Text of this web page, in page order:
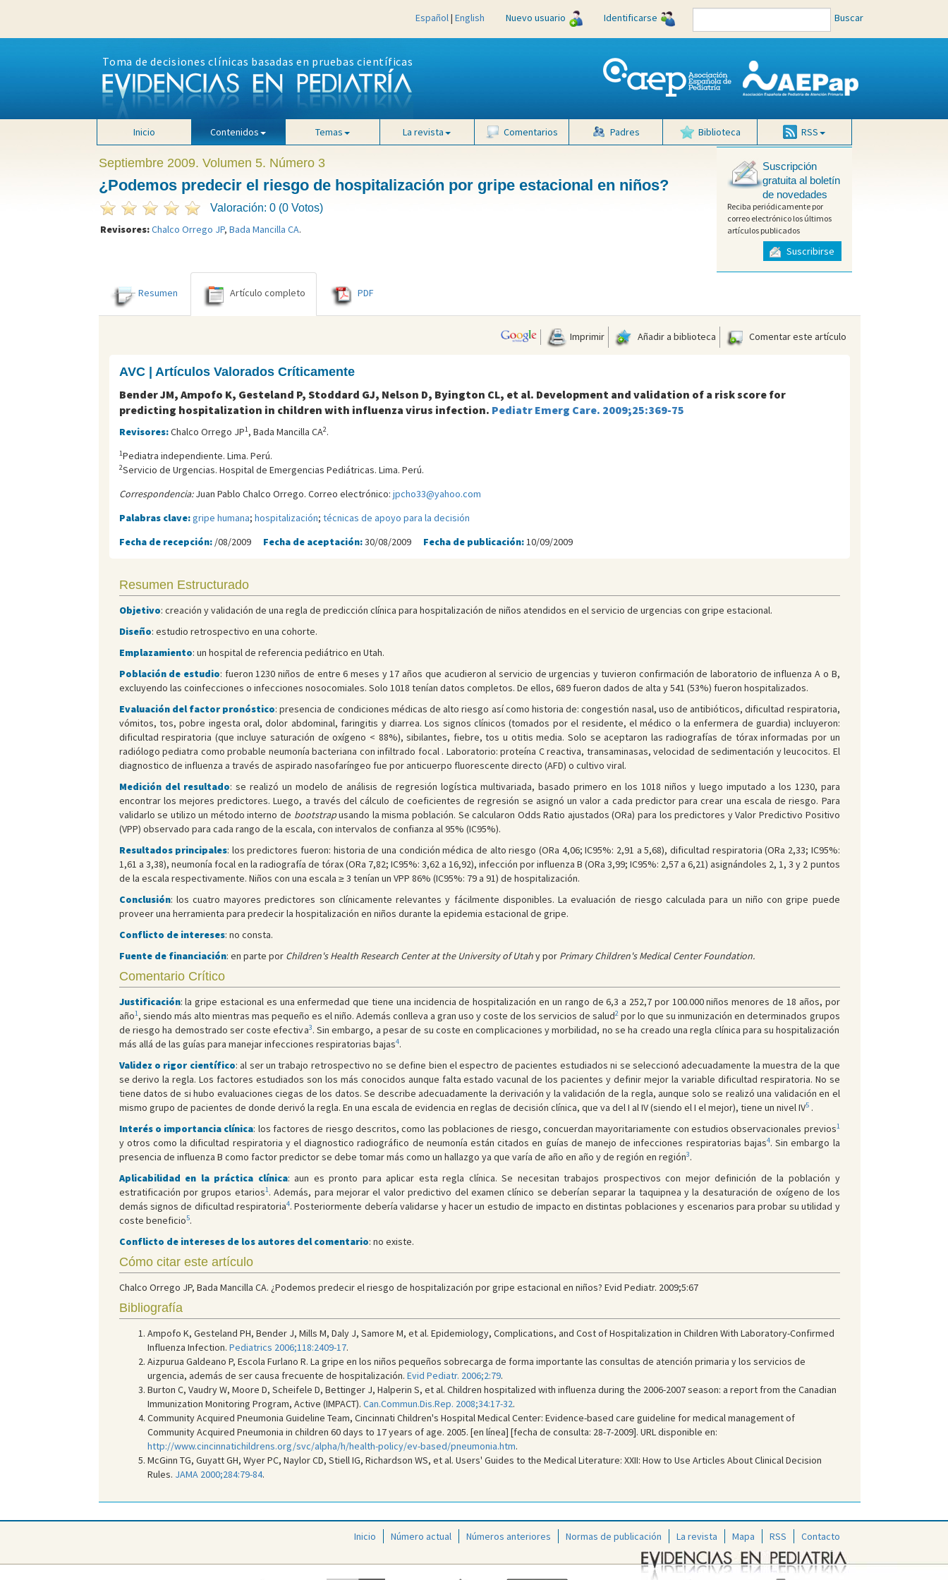
Español| English Nuevo usuario Identificarse Buscar
Toma de decisiones clínicas basadas en pruebas científicas
Inicio Contenidos Temas La revista Comentarios Padres Biblioteca RSS
Septiembre 2009. Volumen 5. Número 3
¿Podemos predecir el riesgo de hospitalización por gripe estacional en niños?
Valoración: 0 (0 Votos)
Revisores:Chalco Orrego JP, Bada Mancilla CA.
Suscripción
gratuita al boletín
de novedades
Reciba periódicamente por
correo electrónico los últimos
artículos publicados
Suscribirse
Resumen Artículo completo PDF
Imprimir Añadir a biblioteca Comentar este artículo
AVC | Artículos Valorados Críticamente
Bender JM, Ampofo K, Gesteland P, Stoddard GJ, Nelson D, Byington CL, et al. Development and validation of a risk score for
predicting hospitalization in children with influenza virus infection. Pediatr Emerg Care. 2009;25:369-75
Revisores:Chalco Orrego JP1, Bada Mancilla CA2.
1Pediatra independiente. Lima. Perú.
2Servicio de Urgencias. Hospital de Emergencias Pediátricas. Lima. Perú.
Correspondencia:Juan Pablo Chalco Orrego. Correo electrónico: jpcho33@yahoo.com
Palabras clave:gripe humana; hospitalización; técnicas de apoyo para la decisión
Fecha de recepción: /08/2009 Fecha de aceptación:30/08/2009 Fecha de publicación:10/09/2009
Resumen Estructurado
Objetivo: creación y validación de una regla de predicción clínica para hospitalización de niños atendidos en el servicio de urgencias con gripe estacional.
Diseño: estudio retrospectivo en una cohorte.
Emplazamiento: un hospital de referencia pediátrico en Utah.
Población de estudio: fueron 1230 niños de entre 6 meses y 17 años que acudieron al servicio de urgencias y tuvieron confirmación de laboratorio de influenza A o B,
excluyendo las coinfecciones o infecciones nosocomiales. Solo 1018 tenían datos completos. De ellos, 689 fueron dados de alta y 541 (53%) fueron hospitalizados.
Evaluación del factor pronóstico: presencia de condiciones médicas de alto riesgo así como historia de: congestión nasal, uso de antibióticos, dificultad respiratoria,
vómitos, tos, pobre ingesta oral, dolor abdominal, faringitis y diarrea. Los signos clínicos (tomados por el residente, el médico o la enfermera de guardia) incluyeron:
dificultad respiratoria (que incluye saturación de oxígeno < 88%), sibilantes, fiebre, tos u otitis media. Solo se aceptaron las radiografías de tórax informadas por un
radiólogo pediatra como probable neumonía bacteriana con infiltrado focal . Laboratorio: proteína C reactiva, transaminasas, velocidad de sedimentación y leucocitos. El
diagnostico de influenza a través de aspirado nasofaríngeo fue por anticuerpo fluorescente directo (AFD) o cultivo viral.
Medición del resultado: se realizó un modelo de análisis de regresión logística multivariada, basado primero en los 1018 niños y luego imputado a los 1230, para
encontrar los mejores predictores. Luego, a través del cálculo de coeficientes de regresión se asignó un valor a cada predictor para crear una escala de riesgo. Para
validarlo se utilizo un método interno de bootstrapusando la misma población. Se calcularon Odds Ratio ajustados (ORa) para los predictores y Valor Predictivo Positivo
(VPP) observado para cada rango de la escala, con intervalos de confianza al 95% (IC95%).
Resultados principales: los predictores fueron: historia de una condición médica de alto riesgo (ORa 4,06; IC95%: 2,91 a 5,68), dificultad respiratoria (ORa 2,33; IC95%:
1,61 a 3,38), neumonía focal en la radiografía de tórax (ORa 7,82; IC95%: 3,62 a 16,92), infección por influenza B (ORa 3,99; IC95%: 2,57 a 6,21) asignándoles 2, 1, 3 y 2 puntos
de la escala respectivamente. Niños con una escala ≥ 3 tenían un VPP 86% (IC95%: 79 a 91) de hospitalización.
Conclusión: los cuatro mayores predictores son clínicamente relevantes y fácilmente disponibles. La evaluación de riesgo calculada para un niño con gripe puede
proveer una herramienta para predecir la hospitalización en niños durante la epidemia estacional de gripe.
Conflicto de intereses: no consta.
Fuente de financiación: en parte por Children's Health Research Center at the University of Utahy por Primary Children's Medical Center Foundation.
Comentario Crítico
Justificación: la gripe estacional es una enfermedad que tiene una incidencia de hospitalización en un rango de 6,3 a 252,7 por 100.000 niños menores de 18 años, por
año1, siendo más alto mientras mas pequeño es el niño. Además conlleva a gran uso y coste de los servicios de salud2 por lo que su inmunización en determinados grupos
de riesgo ha demostrado ser coste efectiva3. Sin embargo, a pesar de su coste en complicaciones y morbilidad, no se ha creado una regla clínica para su hospitalización
más allá de las guías para manejar infecciones respiratorias bajas4.
Validez o rigor científico: al ser un trabajo retrospectivo no se define bien el espectro de pacientes estudiados ni se seleccionó adecuadamente la muestra de la que
se derivo la regla. Los factores estudiados son los más conocidos aunque falta estado vacunal de los pacientes y definir mejor la variable dificultad respiratoria. No se
tiene datos de si hubo evaluaciones ciegas de los datos. Se describe adecuadamente la derivación y la validación de la regla, aunque solo se realizó una validación en el
mismo grupo de pacientes de donde derivó la regla. En una escala de evidencia en reglas de decisión clínica, que va del I al IV (siendo el I el mejor), tiene un nivel IV5.
Interés o importancia clínica: los factores de riesgo descritos, como las poblaciones de riesgo, concuerdan mayoritariamente con estudios observacionales previos1
y otros como la dificultad respiratoria y el diagnostico radiográfico de neumonía están citados en guías de manejo de infecciones respiratorias bajas4. Sin embargo la
presencia de influenza B como factor predictor se debe tomar más como un hallazgo ya que varía de año en año y de región en región3.
Aplicabilidad en la práctica clínica: aun es pronto para aplicar esta regla clínica. Se necesitan trabajos prospectivos con mejor definición de la población y
estratificación por grupos etarios1. Además, para mejorar el valor predictivo del examen clínico se deberían separar la taquipnea y la desaturación de oxígeno de los
demás signos de dificultad respiratoria4. Posteriormente debería validarse y hacer un estudio de impacto en distintas poblaciones y escenarios para probar su utilidad y
coste beneficio5.
Conflicto de intereses de los autores del comentario: no existe.
Cómo citar este artículo
Chalco Orrego JP, Bada Mancilla CA. ¿Podemos predecir el riesgo de hospitalización por gripe estacional en niños? Evid Pediatr. 2009;5:67
Bibliografía
Ampofo K, Gesteland PH, Bender J, Mills M, Daly J, Samore M, et al. Epidemiology, Complications, and Cost of Hospitalization in Children With Laboratory-Confirmed
Influenza Infection. Pediatrics 2006;118:2409-17.
Aizpurua Galdeano P, Escola Furlano R. La gripe en los niños pequeños sobrecarga de forma importante las consultas de atención primaria y los servicios de
urgencia, además de ser causa frecuente de hospitalización. Evid Pediatr. 2006;2:79.
Burton C, Vaudry W, Moore D, Scheifele D, Bettinger J, Halperin S, et al. Children hospitalized with influenza during the 2006-2007 season: a report from the Canadian
Immunization Monitoring Program, Active (IMPACT). Can.Commun.Dis.Rep. 2008;34:17-32.
Community Acquired Pneumonia Guideline Team, Cincinnati Children's Hospital Medical Center: Evidence-based care guideline for medical management of
Community Acquired Pneumonia in children 60 days to 17 years of age. 2005. [en línea] [fecha de consulta: 28-7-2009]. URL disponible en:
http://www.cincinnatichildrens.org/svc/alpha/h/health-policy/ev-based/pneumonia.htm.
McGinn TG, Guyatt GH, Wyer PC, Naylor CD, Stiell IG, Richardson WS, et al. Users' Guides to the Medical Literature: XXII: How to Use Articles About Clinical Decision
Rules. JAMA 2000;284:79-84.
Inicio Número actual Números anteriores Normas de publicación La revista Mapa RSS Contacto